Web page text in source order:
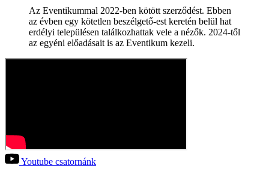
Az Eventikummal 2022-ben kötött szerződést. Ebben
az évben egy kötetlen beszélgető-est keretén belül hat
erdélyi településen találkozhattak vele a nézők. 2024-től
az egyéni előadásait is az Eventikum kezeli.
Youtube csatornánk